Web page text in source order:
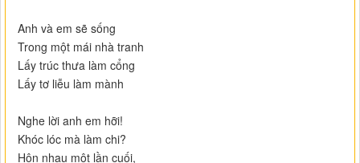
Anh và em sẽ sống
Trong một mái nhà tranh
Lấy trúc thưa làm cổng
Lấy tơ liễu làm mành
Nghe lời anh em hỡi!
Khóc lóc mà làm chi?
Hôn nhau một lần cuối,